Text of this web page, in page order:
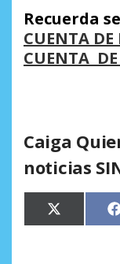
Recuerda
CUENTA
CUENTA
Caiga
noticias
Compartir
en
X
(Twitter)